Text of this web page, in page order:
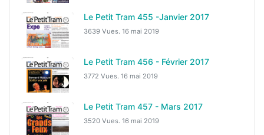
Le Petit Tram 455 -Janvier 2017
3639 Vues. 16 mai 2019
Le Petit Tram 456 - Février 2017
3772 Vues. 16 mai 2019
Le Petit Tram 457 - Mars 2017
3520 Vues. 16 mai 2019